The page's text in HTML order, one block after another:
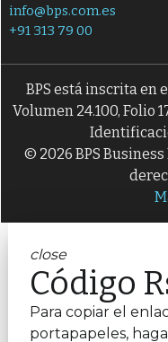
info@bps.com.es
+91 313 79 00
BPS está inscrita en
Volumen 24.100, Folio
© 2026 BPS
close
Código
Para copiar el
portapapeles,